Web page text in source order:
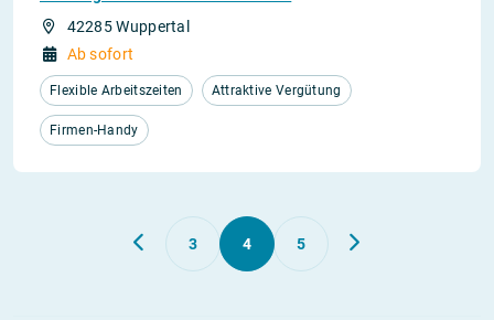
42285 Wuppertal
Ab sofort
Flexible Arbeitszeiten Attraktive Vergütung
Firmen-Handy
3 4 5